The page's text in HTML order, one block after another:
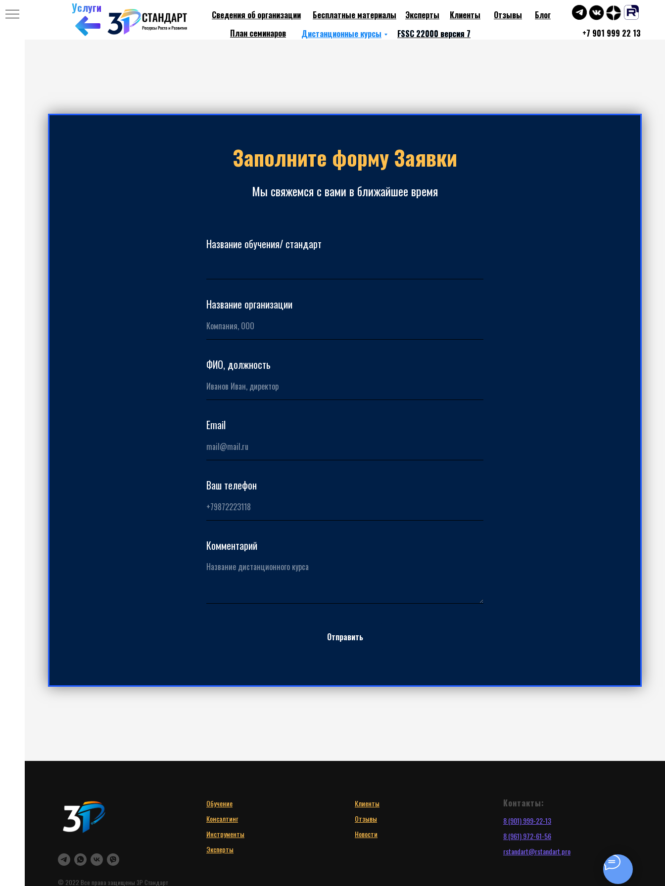
+7 901 999 22 13
Сведения об организации Бесплатные материалы Эксперты Клиенты Отзывы
Блог
Дистанционные курсы
FSSC 22000 версия 7
FSSC 22000 версия 7
План семинаров
Услуги
Заполните форму Заявки
Мы свяжемся с вами в ближайшее время
Название обучения/ стандарт
Название организации
ФИО, должность
Email
Ваш телефон
Комментарий
Отправить
© 2022 Все права защищены 3Р Стандарт
Обучение
Консалтинг
Инструменты
Эксперты
Клиенты
Отзывы
Новости
Контакты:
8 (901) 999-22-13
8 (961) 972-61-56
rstandart@rstandart.pro